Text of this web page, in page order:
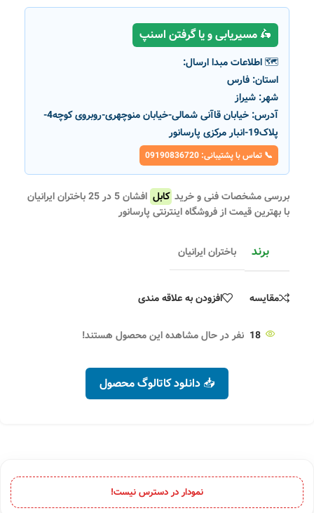
🛵 مسیریابی و یا گرفتن اسنپ
🗺️ اطلاعات مبدا ارسال:
استان: فارس
شهر: شیراز
آدرس:
خیابان قاآنی شمالی-خیابان منوچهری-روبروی کوچه4-
پلاک19-انبار مرکزی پارسانور
📞 تماس با پشتیبانی: 09190836720
بررسی مشخصات فنی و خرید کابل
افشان 5 در 25 باختران ایرانیان
با بهترین قیمت از فروشگاه اینترنتی پارسانور
برند باختران ایرانیان
مقایسه افزودن به علاقه مندی
18 نفر در حال مشاهده این محصول هستند!
📥 دانلود کاتالوگ محصول
نمودار در دسترس نیست!